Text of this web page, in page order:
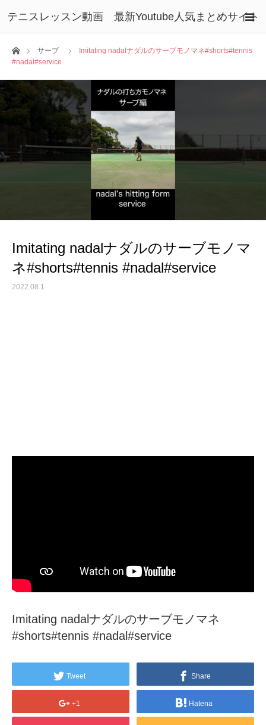
テニスレッスン動画 最新Youtube人気まとめサイト
ホームサーブ
Imitating nadalナダルのサーブモノマネ#shorts#tennis
#nadal#service
Imitating nadalナダルのサーブモノマ
ネ#shorts#tennis #nadal#service
2022.08.1
Imitating nadalナダルのサーブモノマネ
#shorts#tennis #nadal#service
Tweet Share
+1 Hatena